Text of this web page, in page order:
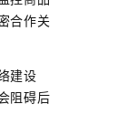
合作关
建设
阻碍后